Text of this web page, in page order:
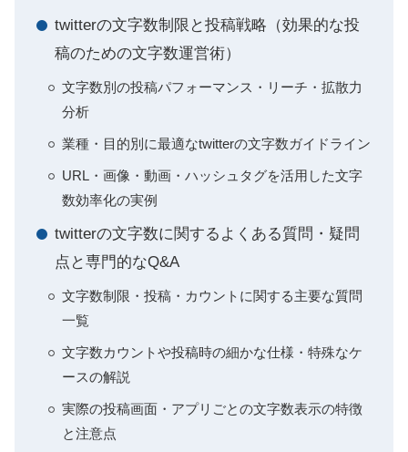
twitterの文字数制限と投稿戦略（効果的な投
稿のための文字数運営術）
文字数別の投稿パフォーマンス・リーチ・拡散力
分析
業種・目的別に最適なtwitterの文字数ガイドライン
URL・画像・動画・ハッシュタグを活用した文字
数効率化の実例
twitterの文字数に関するよくある質問・疑問
点と専門的なQ&A
文字数制限・投稿・カウントに関する主要な質問
一覧
文字数カウントや投稿時の細かな仕様・特殊なケ
ースの解説
実際の投稿画面・アプリごとの文字数表示の特徴
と注意点